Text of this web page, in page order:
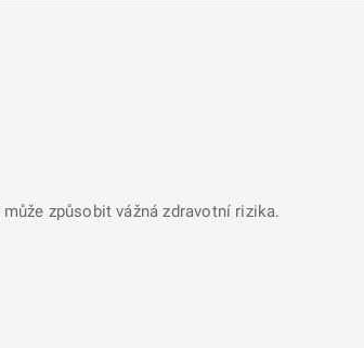
způsobit vážná zdravotní rizika.